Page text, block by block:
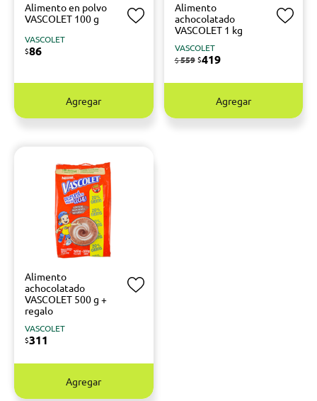
Alimento en polvo
VASCOLET 100 g
VASCOLET
$86
Agregar
Alimento
achocolatado
VASCOLET 1 kg
VASCOLET
$559 $419
Agregar
Alimento
achocolatado
VASCOLET 500 g +
regalo
VASCOLET
$311
Agregar